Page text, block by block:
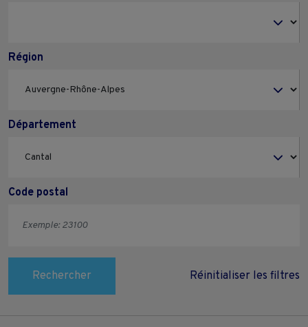
Région
Département
Code postal
Rechercher Réinitialiser les filtres